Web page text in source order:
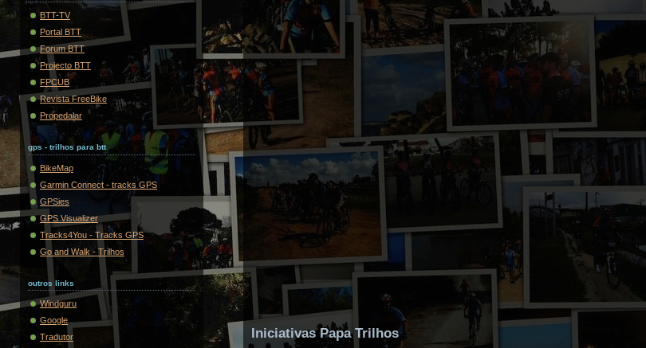
BTT-TV
Portal BTT
Forum BTT
Projecto BTT
FPCUB
Revista FreeBike
Propedalar
gps - trilhos para btt
BikeMap
Garmin Connect - tracks GPS
GPSies
GPS Visualizer
Tracks4You - Tracks GPS
Go and Walk - Trilhos
outros links
Windguru
Google
Tradutor
Iniciativas Papa Trilhos